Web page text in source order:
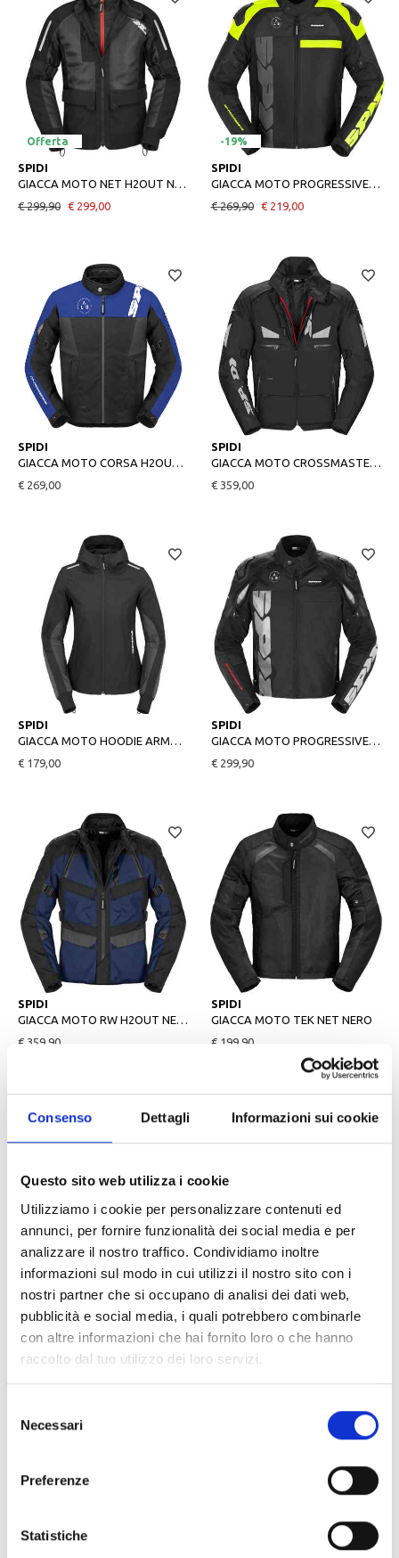
Consenso Dettagli Informazioni sui cookie
Questo sito web utilizza i cookie
Utilizziamo i cookie per personalizzare contenuti ed
annunci, per fornire funzionalità dei social media e per
analizzare il nostro traffico. Condividiamo inoltre
informazioni sul modo in cui utilizzi il nostro sito con i
nostri partner che si occupano di analisi dei dati web,
pubblicità e social media, i quali potrebbero combinarle
con altre informazioni che hai fornito loro o che hanno
raccolto dal tuo utilizzo dei loro servizi.
delNecessari
Preferenze
Statistiche
Offerta
S M
SPIDI
GIACCA MOTO NET H2OUT NERO
€ 299,90 € 299,00
-19%
L 2XL
SPIDI
GIACCA MOTO PROGRESSIVE NET WINDOUT GIALLO
€ 269,90
€ 219,00
L XL
SPIDI
€ 269,00
XL 2XL
SPIDI
GIACCA MOTO CROSSMASTER NERO
€ 359,00
S L
SPIDI
GIACCA MOTO HOODIE ARMOR LIGHT NERO
€ 179,00
L XL
SPIDI
GIACCA MOTO PROGRESSIVE TEX NERO
€ 299,90
L 2XL
SPIDI
€ 359,90
L 2XL
SPIDI
GIACCA MOTO TEK NET NERO
€ 199,90
M 2XL
SPIDI
GIACCA MOTO TRAVELER 3 NERO
€ 259,90
M XL
SPIDI
€ 259,90